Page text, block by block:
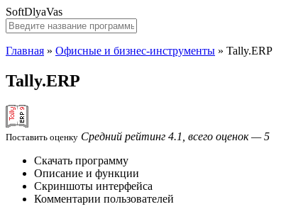
SoftDlyaVas
Главная » Офисные и бизнес-инструменты » Tally.ERP
Tally.ERP
Поставить оценку Средний рейтинг 4.1, всего оценок — 5
Скачать программу
Описание и функции
Скриншоты интерфейса
Комментарии пользователей